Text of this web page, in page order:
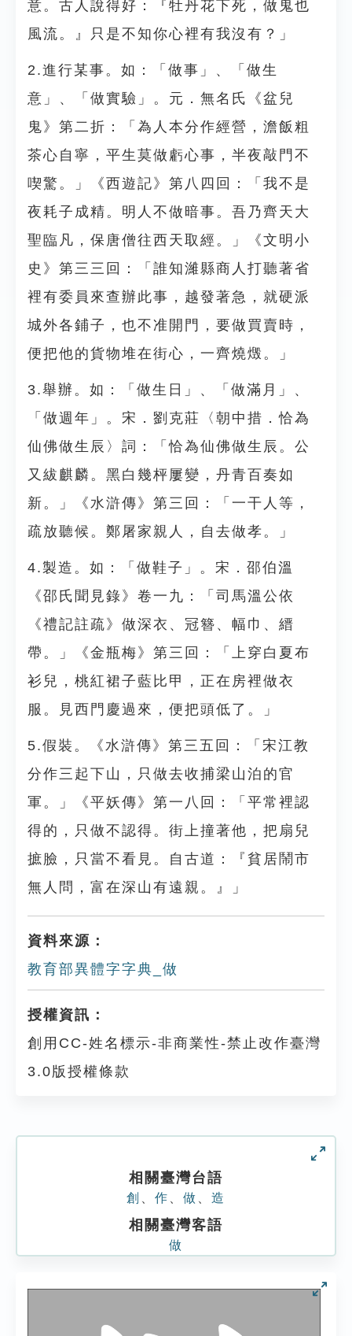
意。古人說得好：『牡丹花下死，做鬼也
風流。』只是不知你心裡有我沒有？」
2.進行某事。如：「做事」、「做生
意」、「做實驗」。元．無名氏《盆兒
鬼》第二折：「為人本分作經營，澹飯粗
茶心自寧，平生莫做虧心事，半夜敲門不
喫驚。」《西遊記》第八四回：「我不是
夜耗子成精。明人不做暗事。吾乃齊天大
聖臨凡，保唐僧往西天取經。」《文明小
史》第三三回：「誰知濰縣商人打聽著省
裡有委員來查辦此事，越發著急，就硬派
城外各鋪子，也不准開門，要做買賣時，
便把他的貨物堆在街心，一齊燒燬。」
3.舉辦。如：「做生日」、「做滿月」、
「做週年」。宋．劉克莊〈朝中措．恰為
仙佛做生辰〉詞：「恰為仙佛做生辰。公
又紱麒麟。黑白幾枰屢變，丹青百奏如
新。」《水滸傳》第三回：「一干人等，
疏放聽候。鄭屠家親人，自去做孝。」
4.製造。如：「做鞋子」。宋．邵伯溫
《邵氏聞見錄》卷一九：「司馬溫公依
《禮記註疏》做深衣、冠簪、幅巾、縉
帶。」《金瓶梅》第三回：「上穿白夏布
衫兒，桃紅裙子藍比甲，正在房裡做衣
服。見西門慶過來，便把頭低了。」
5.假裝。《水滸傳》第三五回：「宋江教
分作三起下山，只做去收捕梁山泊的官
軍。」《平妖傳》第一八回：「平常裡認
得的，只做不認得。街上撞著他，把扇兒
摭臉，只當不看見。自古道：『貧居鬧市
無人問，富在深山有遠親。』」
資料來源：
教育部異體字字典_做
授權資訊：
創用CC-姓名標示-非商業性-禁止改作臺灣
3.0版授權條款
相關臺灣台語
創 作 做 造
相關臺灣客語
做